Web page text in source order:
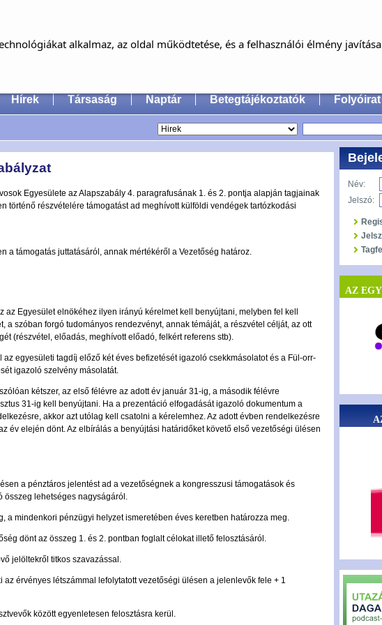
NYAKSEBÉSZ ORVOSOK EGYESÜLETE
Hírek Társaság Naptár Betegtájékoztatók Folyóirat
Egyesülete az Alapszabály 4. paragrafusának 1. és 2. pontja alapján tagjainak
történő részvételére támogatást ad meghívott külföldi vendégek tartózkodási
a támogatás juttatásáról, annak mértékéről a Vezetőség határoz.
az Egyesület elnökéhez ilyen irányú kérelmet kell benyújtani, melyben fel kell
a szóban forgó tudományos rendezvényt, annak témáját, a részvétel célját, az ott
(részvétel, előadás, meghívott előadó, felkért referens stb).
az egyesületi tagdíj előző két éves befizetését igazoló csekkmásolatot és a Fül-orr-
igazoló szelvény másolatát.
kétszer, az első félévre az adott év január 31-ig, a második félévre
31-ig kell benyújtani. Ha a prezentáció elfogadását igazoló dokumentum a
akkor azt utólag kell csatolni a kérelemhez. Az adott évben rendelkezésre
év elején dönt. Az elbírálás a benyújtási határidőket követő első vezetőségi ülésen
a pénztáros jelentést ad a vezetőségnek a kongresszusi támogatások és
összeg lehetséges nagyságáról.
a mindenkori pénzügyi helyzet ismeretében éves keretben határozza meg.
dönt az összeg 1. és 2. pontban foglalt célokat illető felosztásáról.
jelöltekről titkos szavazással.
az érvényes létszámmal lefolytatott vezetőségi ülésen a jelenlevők fele + 1
között egyenletesen felosztásra kerül.
Név:
Jelszó:
AZ
alkalmaz, az oldal működtetése, és a felhasználói élmény